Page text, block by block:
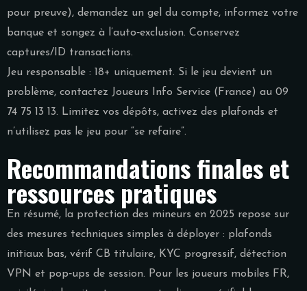
pour preuve), demandez un gel du compte, informez votre
banque et songez à l’auto‑exclusion. Conservez
captures/ID transactions.
Jeu responsable : 18+ uniquement. Si le jeu devient un
problème, contactez Joueurs Info Service (France) au 09
74 75 13 13. Limitez vos dépôts, activez des plafonds et
n’utilisez pas le jeu pour “se refaire”.
Recommandations finales et
ressources pratiques
En résumé, la protection des mineurs en 2025 repose sur
des mesures techniques simples à déployer : plafonds
initiaux bas, vérif CB titulaire, KYC progressif, détection
VPN et pop‑ups de session. Pour les joueurs mobiles FR,